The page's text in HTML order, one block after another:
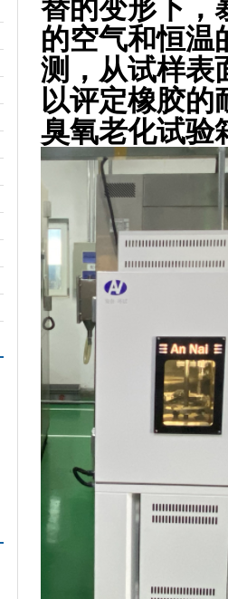
替的变形下，
的空气和恒温
测，从试样表
以评定橡胶的
臭氧老化试验